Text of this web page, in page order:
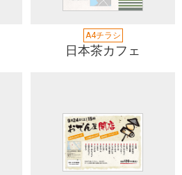
A4チラシ
日本茶カフェ